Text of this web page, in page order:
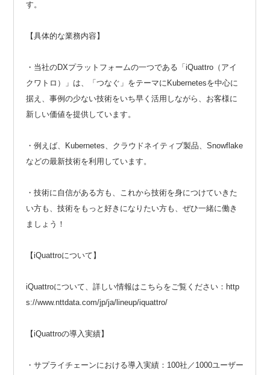
す。
【具体的な業務内容】
・当社のDXプラットフォームの一つである「iQuattro（アイ
クワトロ）」は、「つなぐ」をテーマにKubernetesを中心に
据え、事例の少ない技術をいち早く活用しながら、お客様に
新しい価値を提供しています。
・例えば、Kubernetes、クラウドネイティブ製品、Snowflake
などの最新技術を利用しています。
・技術に自信がある方も、これから技術を身につけていきた
い方も、技術をもっと好きになりたい方も、ぜひ一緒に働き
ましょう！
【iQuattroについて】
iQuattroについて、詳しい情報はこちらをご覧ください：http
s://www.nttdata.com/jp/ja/lineup/iquattro/
【iQuattroの導入実績】
・サプライチェーンにおける導入実績：100社／1000ユーザー